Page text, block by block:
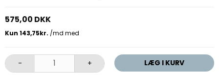
575,00 DKK
- + LÆG I KURV